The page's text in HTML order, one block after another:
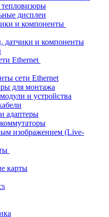
дисплеи
и компоненты
датчики и компоненты
Ethernet
сети Ethernet
для монтажа
и устройства
адаптеры
изображением (Live-
карты